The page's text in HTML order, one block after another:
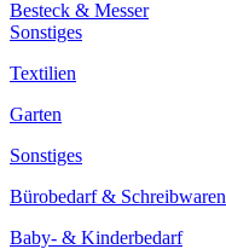
Besteck & Messer
Sonstiges
Textilien
Garten
Sonstiges
Bürobedarf & Schreibwaren
Baby- & Kinderbedarf